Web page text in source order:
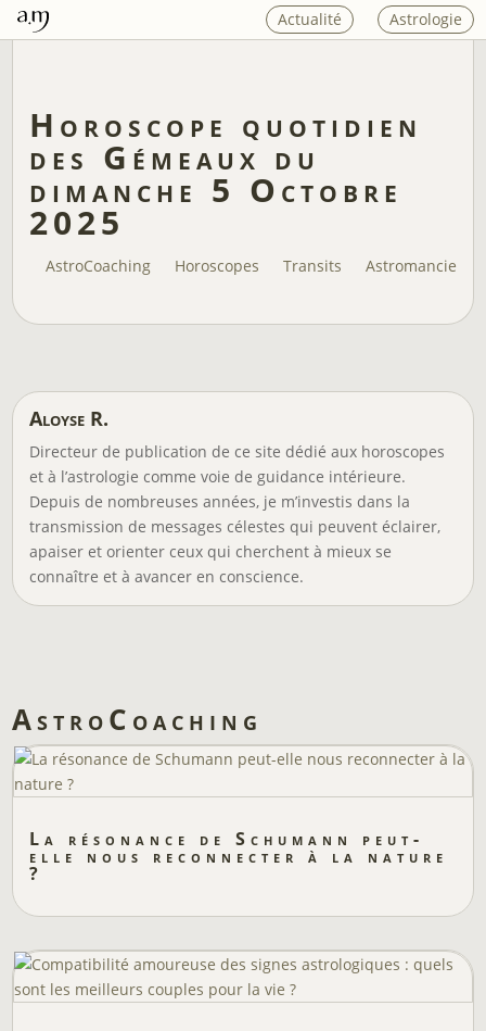
Actualité Astrologie
Horoscope quotidien
des Gémeaux du
dimanche 5 Octobre
2025
AstroCoaching Horoscopes Transits Astromancie
Aloyse R.
Directeur de publication de ce site dédié aux horoscopes
et à l’astrologie comme voie de guidance intérieure.
Depuis de nombreuses années, je m’investis dans la
transmission de messages célestes qui peuvent éclairer,
apaiser et orienter ceux qui cherchent à mieux se
connaître et à avancer en conscience.
AstroCoaching
La résonance de Schumann peut-
elle nous reconnecter à la nature
?